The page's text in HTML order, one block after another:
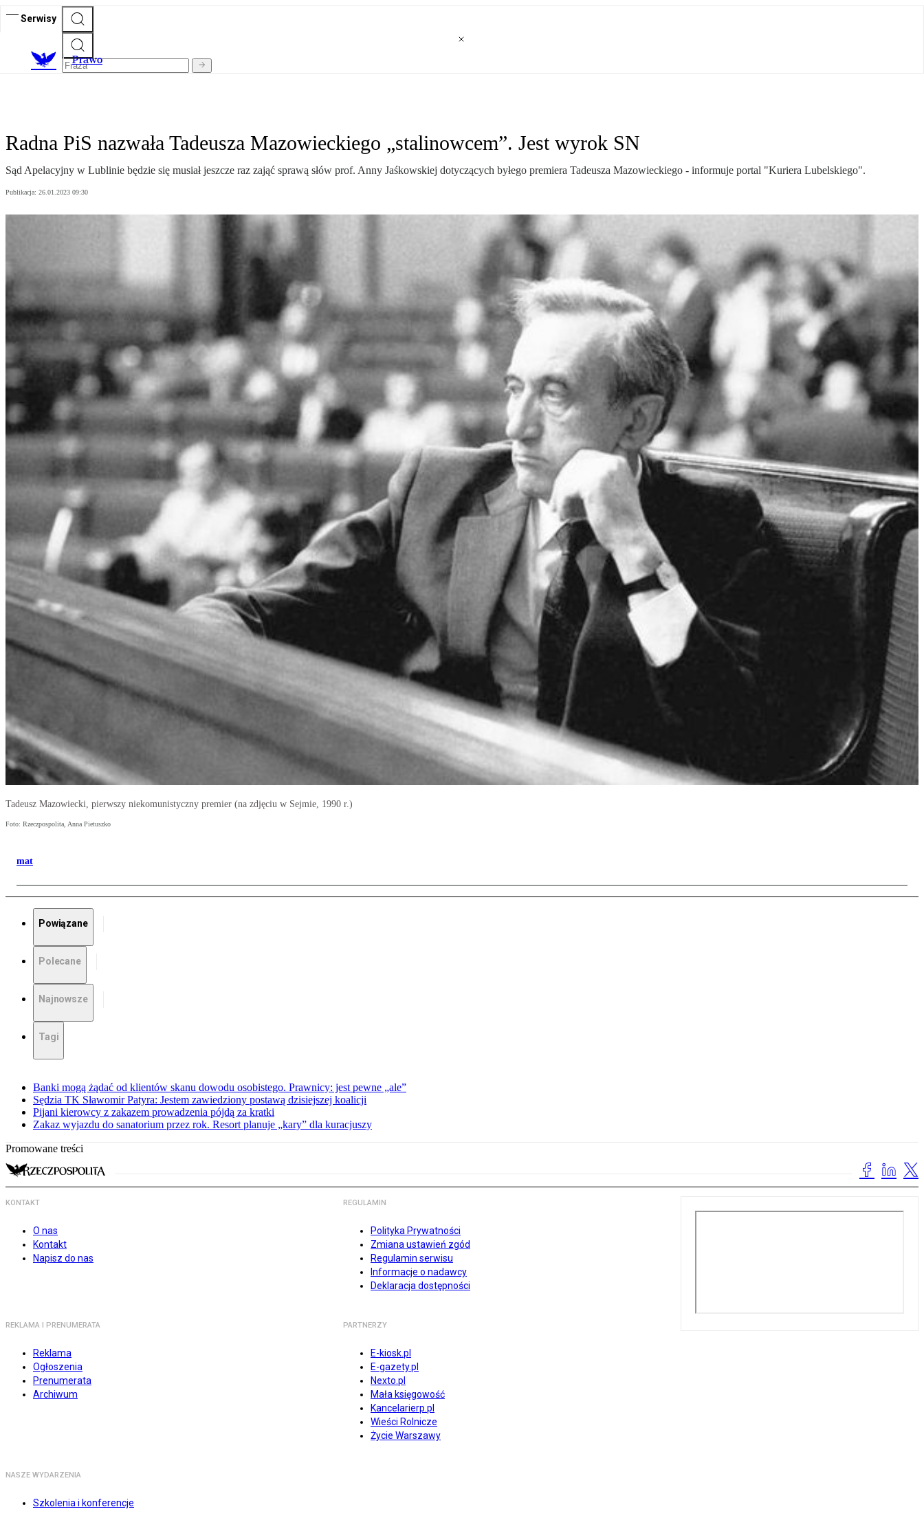
Serwisy
Prawo
Radna PiS nazwała Tadeusza Mazowieckiego „stalinowcem”. Jest wyrok SN
Sąd Apelacyjny w Lublinie będzie się musiał jeszcze raz zająć sprawą słów prof. Anny Jaśkowskiej dotyczących byłego premiera Tadeusza Mazowieckiego - informuje portal "Kuriera Lubelskiego".
Publikacja: 26.01.2023 09:30
Tadeusz Mazowiecki, pierwszy niekomunistyczny premier (na zdjęciu w Sejmie, 1990 r.)
Foto: Rzeczpospolita, Anna Pietuszko
mat
Powiązane
Polecane
Najnowsze
Tagi
Banki mogą żądać od klientów skanu dowodu osobistego. Prawnicy: jest pewne „ale”
Sędzia TK Sławomir Patyra: Jestem zawiedziony postawą dzisiejszej koalicji
Pijani kierowcy z zakazem prowadzenia pójdą za kratki
Zakaz wyjazdu do sanatorium przez rok. Resort planuje „kary” dla kuracjuszy
Promowane treści
KONTAKT
O nas
Kontakt
Napisz do nas
REGULAMIN
Polityka Prywatności
Zmiana ustawień zgód
Regulamin serwisu
Informacje o nadawcy
Deklaracja dostępności
REKLAMA I PRENUMERATA
Reklama
Ogłoszenia
Prenumerata
Archiwum
PARTNERZY
E-kiosk.pl
E-gazety.pl
Nexto.pl
Mała księgowość
Kancelarierp.pl
Wieści Rolnicze
Życie Warszawy
NASZE WYDARZENIA
Szkolenia i konferencje